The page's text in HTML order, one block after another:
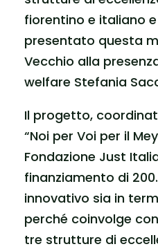
fiorentino e italiano
presentato questa
Vecchio alla
welfare Stefania
Il progetto,
“Noi per Voi per il
Fondazione Just
finanziamento di
innovativo sia in
perché coinvolge
tre strutture di